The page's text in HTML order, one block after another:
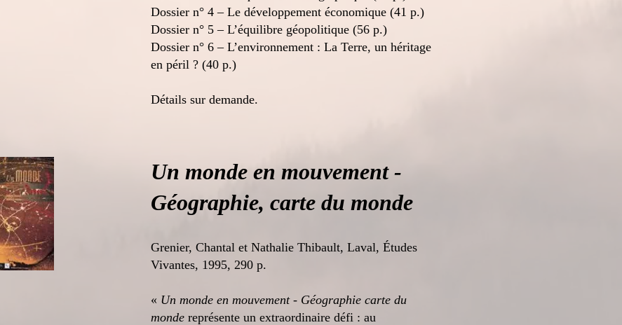
Dossier n° 4 – Le développement économique (41 p.)
Dossier n° 5 – L’équilibre géopolitique (56 p.)
Dossier n° 6 – L’environnement : La Terre, un héritage
en péril ? (40 p.)
Détails sur demande.
Un monde en mouvement -
Géographie, carte du monde
Grenier, Chantal et Nathalie Thibault, Laval, Études
Vivantes, 1995, 290 p.
« Un monde en mouvement - Géographie carte du
monde représente un extraordinaire défi : au